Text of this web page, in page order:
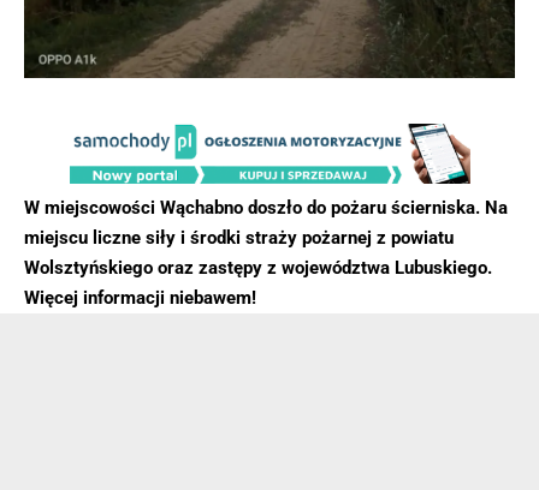
W miejscowości Wąchabno doszło do pożaru ścierniska. Na
miejscu liczne siły i środki straży pożarnej z powiatu
Wolsztyńskiego oraz zastępy z województwa Lubuskiego.
Więcej informacji niebawem!